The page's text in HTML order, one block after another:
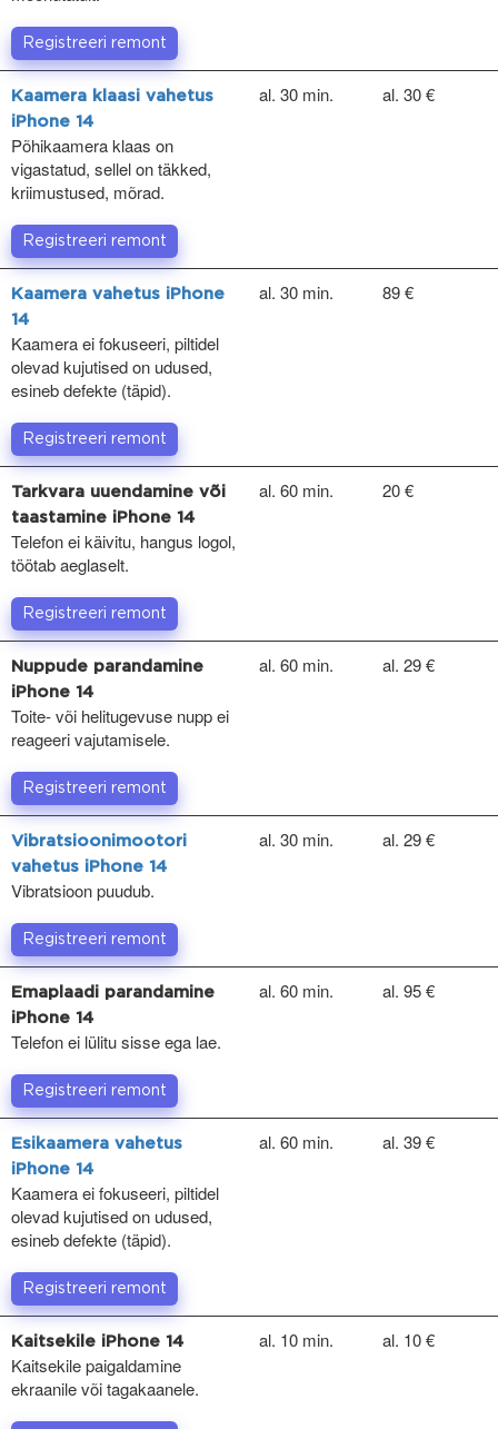
Registreeri remont
Kaamera klaasi vahetus
iPhone 14
Põhikaamera klaas on
vigastatud, sellel on täkked,
kriimustused, mõrad.
al. 30 min. al. 30 €
Registreeri remont
Kaamera vahetus iPhone
14
Kaamera ei fokuseeri, piltidel
olevad kujutised on udused,
esineb defekte (täpid).
al. 30 min. 89 €
Registreeri remont
Tarkvara uuendamine või
taastamine iPhone 14
Telefon ei käivitu, hangus logol,
töötab aeglaselt.
al. 60 min. 20 €
Registreeri remont
Nuppude parandamine
iPhone 14
Toite- või helitugevuse nupp ei
reageeri vajutamisele.
al. 60 min. al. 29 €
Registreeri remont
Vibratsioonimootori
vahetus iPhone 14
Vibratsioon puudub.
al. 30 min. al. 29 €
Registreeri remont
Emaplaadi parandamine
iPhone 14
Telefon ei lülitu sisse ega lae.
al. 60 min. al. 95 €
Registreeri remont
Esikaamera vahetus
iPhone 14
Kaamera ei fokuseeri, piltidel
olevad kujutised on udused,
esineb defekte (täpid).
al. 60 min. al. 39 €
Registreeri remont
Kaitsekile iPhone 14
Kaitsekile paigaldamine
ekraanile või tagakaanele.
al. 10 min. al. 10 €